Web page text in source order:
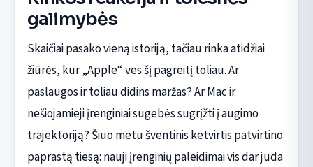
galimybės
Skaičiai pasako vieną istoriją, tačiau rinka atidžiai
žiūrės, kur „Apple“ ves šį pagreitį toliau. Ar
paslaugos ir toliau didins maržas? Ar Mac ir
nešiojamieji įrenginiai sugebės sugrįžti į augimo
trajektoriją? Šiuo metu šventinis ketvirtis patvirtino
paprastą tiesą: nauji įrenginių paleidimai vis dar juda